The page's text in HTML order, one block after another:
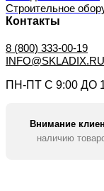
Строительное
Контакты
8 (800) 333-00-19
INFO@SKLADIX.RU
ПН-ПТ С 9:00 ДО
Внимание
наличию